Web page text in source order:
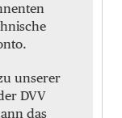
unserer
DVV
das